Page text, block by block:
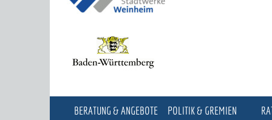
BERATUNG & ANGEBOTE POLITIK & GREMIEN